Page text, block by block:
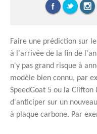
Faire une prédiction sur
à l'arrivée de la fin de
n'y pas grand risque à
modèle bien connu, par
SpeedGoat 5 ou la
d'anticiper sur un
à plaque carbone. Par